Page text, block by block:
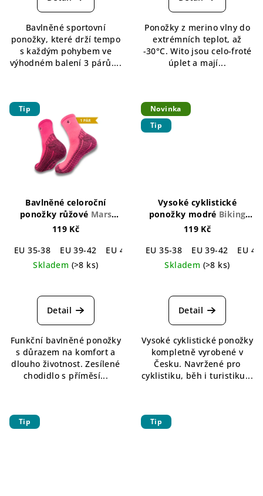
z
5
hvězdiček.
Bavlněné sportovní
ponožky, které drží tempo
s každým pohybem ve
výhodném balení 3 párů....
z
5
hvězdiček.
Ponožky z merino vlny do
extrémních teplot, až
-30°C. Wito jsou celo-froté
úplet a mají...
Tip
Bavlněné celoroční
ponožky růžové Mars
Cotton Socks Magenta
119 Kč
EU 35-38
EU 39-42
EU 43-46
Skladem (>8 ks)
hodnocení
produktu
z
5
hvězdiček.
Detail
Funkční bavlněné ponožky
s důrazem na komfort a
dlouho životnost. Zesílené
chodidlo s příměsí...
Novinka
Tip
Vysoké cyklistické
ponožky modré Biking
Socks Blue
119 Kč
EU 35-38
EU 39-42
EU
Skladem (>8 ks)
hodnocení
produktu
z
5
hvězdiček.
Detail
Vysoké cyklistické ponožky
kompletně vyrobené v
Česku. Navržené pro
cyklistiku, běh i turistiku...
Tip Tip